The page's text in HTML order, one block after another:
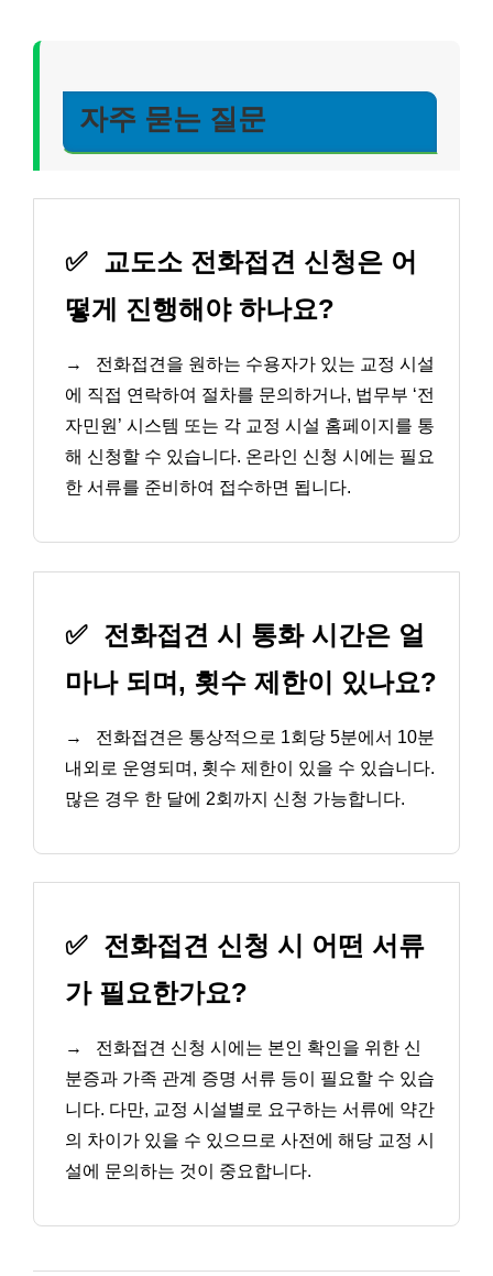
자주 묻는 질문
✅ 교도소 전화접견 신청은 어
떻게 진행해야 하나요?
→
전화접견을 원하는 수용자가 있는 교정 시설
에 직접 연락하여 절차를 문의하거나, 법무부 ‘전
자민원’ 시스템 또는 각 교정 시설 홈페이지를 통
해 신청할 수 있습니다. 온라인 신청 시에는 필요
한 서류를 준비하여 접수하면 됩니다.
✅ 전화접견 시 통화 시간은 얼
마나 되며, 횟수 제한이 있나요?
→
전화접견은 통상적으로 1회당 5분에서 10분
내외로 운영되며, 횟수 제한이 있을 수 있습니다.
많은 경우 한 달에 2회까지 신청 가능합니다.
✅ 전화접견 신청 시 어떤 서류
가 필요한가요?
→
전화접견 신청 시에는 본인 확인을 위한 신
분증과 가족 관계 증명 서류 등이 필요할 수 있습
니다. 다만, 교정 시설별로 요구하는 서류에 약간
의 차이가 있을 수 있으므로 사전에 해당 교정 시
설에 문의하는 것이 중요합니다.